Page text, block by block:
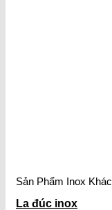
Sản Phẩm Inox Khác
La đúc inox